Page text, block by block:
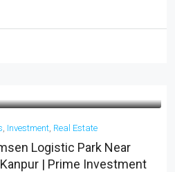
Investment Real Estate
Logistic Park Near
| Prime Investment